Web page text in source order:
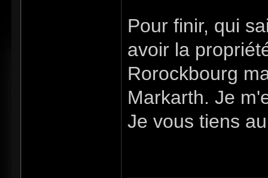
Pour finir, qui
avoir la
Rorockbourg
Markarth. Je
Je vous tiens